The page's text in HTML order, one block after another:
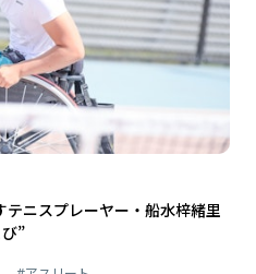
ニスプレーヤー・船水梓緒里
”